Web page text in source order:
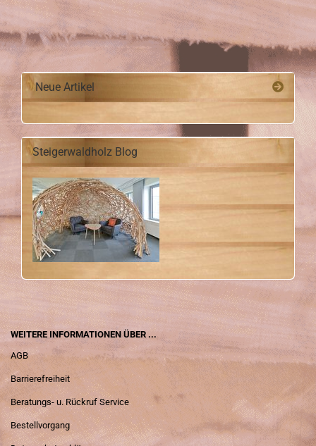
Neue Artikel
Steigerwaldholz Blog
WEITERE INFORMATIONEN ÜBER ...
AGB
Barrierefreiheit
Beratungs- u. Rückruf Service
Bestellvorgang